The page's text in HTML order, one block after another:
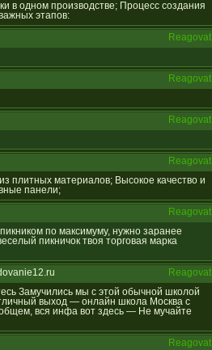
в одном производстве; Процесс создания
этапов:
Reagovat
Reagovat
Reagovat
Reagovat
плитных материалов; Высокое качество и
панели;
Reagovat
по максимуму, нужно заранее
пикничок твоя торговая марка
Reagovat
Замучились мы с этой обычной школой
выход — онлайн школа Москва с
вся инфа вот здесь — Не мучайте
Reagovat